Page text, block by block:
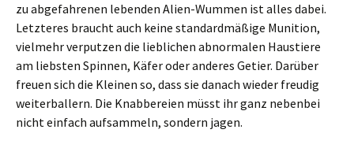
zu abgefahrenen lebenden Alien-Wummen ist alles dabei.
Letzteres braucht auch keine standardmäßige Munition,
vielmehr verputzen die lieblichen abnormalen Haustiere
am liebsten Spinnen, Käfer oder anderes Getier. Darüber
freuen sich die Kleinen so, dass sie danach wieder freudig
weiterballern. Die Knabbereien müsst ihr ganz nebenbei
nicht einfach aufsammeln, sondern jagen.